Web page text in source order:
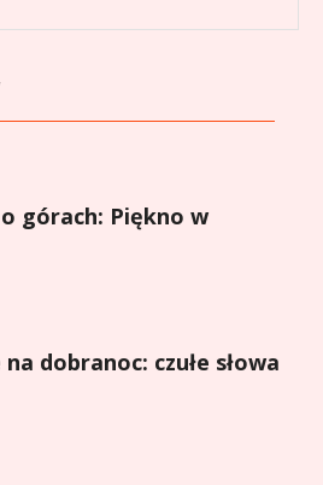
górach: Piękno w
dobranoc: czułe słowa